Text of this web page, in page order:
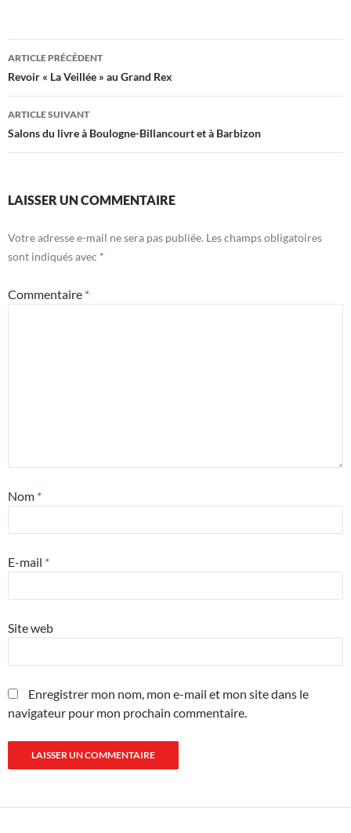
Navigation
des
articles
ARTICLE PRÉCÉDENT
Revoir « La Veillée » au Grand Rex
ARTICLE SUIVANT
Salons du livre à Boulogne-Billancourt et à Barbizon
LAISSER UN COMMENTAIRE
Votre adresse e-mail ne sera pas publiée. Les champs obligatoires
sont indiqués avec *
Commentaire *
Nom *
E-mail *
Site web
Enregistrer mon nom, mon e-mail et mon site dans le
navigateur pour mon prochain commentaire.